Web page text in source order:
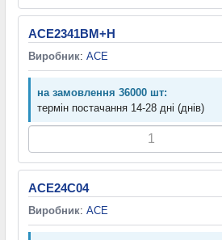
ACE2341BM+H
Виробник: ACE
на замовлення 36000 шт:
термін постачання 14-28 дні (днів)
ACE24C04
Виробник: ACE